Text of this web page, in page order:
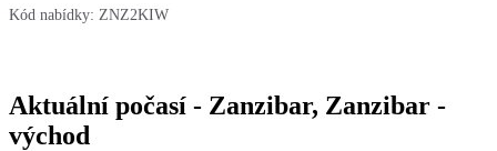
Kód nabídky: ZNZ2KIW
Aktuální počasí - Zanzibar, Zanzibar -
východ